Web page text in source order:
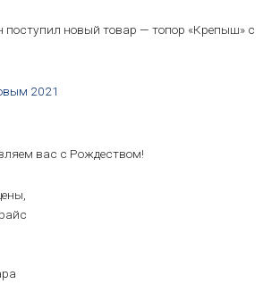
поступил новый товар — топор «Крепыш» с
вас с Рождеством!